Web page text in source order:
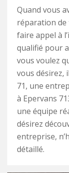
Quand vous
réparation de
faire appel à
qualifié pour
vous voulez
vous désirez,
71, une
à Epervans
une équipe
désirez
entreprise,
détaillé.